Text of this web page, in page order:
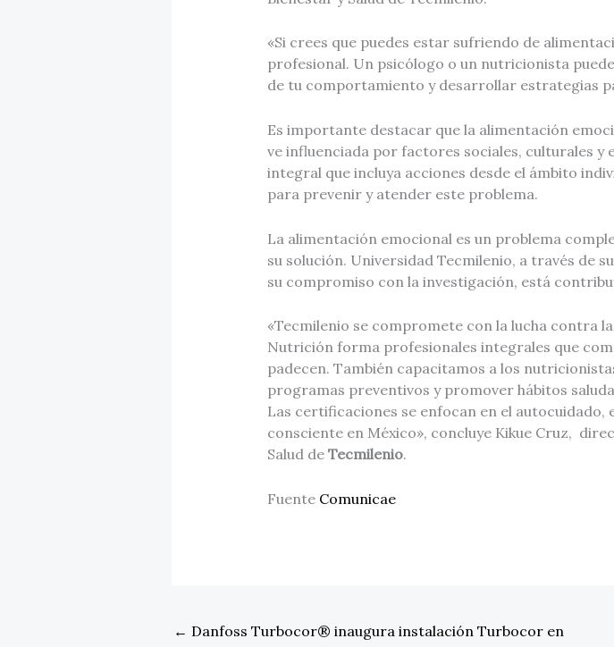
«Si crees que puedes estar sufriendo de
profesional. Un psicólogo o un nutricionista
de tu comportamiento y desarrollar estrategias
Es importante destacar que la alimentación
ve influenciada por factores sociales, culturales y
integral que incluya acciones desde el ámbito
para prevenir y atender este problema.
La alimentación emocional es un problema
su solución. Universidad Tecmilenio, a través de
su compromiso con la investigación, está
«Tecmilenio se compromete con la lucha contra
Nutrición forma profesionales integrales que
padecen. También capacitamos a los
programas preventivos y promover hábitos
Las certificaciones se enfocan en el autocuidado,
consciente en México», concluye Kikue Cruz,
Salud de Tecmilenio.
Fuente Comunicae
← Danfoss Turbocor® inaugura instalación Turbocor en